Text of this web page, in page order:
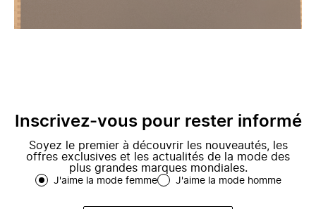
Inscrivez-vous pour rester informé
Soyez le premier à découvrir les nouveautés, les
offres exclusives et les actualités de la mode des
plus grandes marques mondiales.
J'aime la mode femme J'aime la mode homme